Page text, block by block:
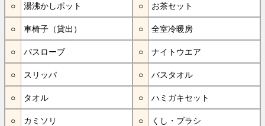
湯沸かしポット お茶セット
車椅子（貸出） 全室冷暖房
バスローブ ナイトウエア
スリッパ バスタオル
タオル ハミガキセット
カミソリ くし・ブラシ